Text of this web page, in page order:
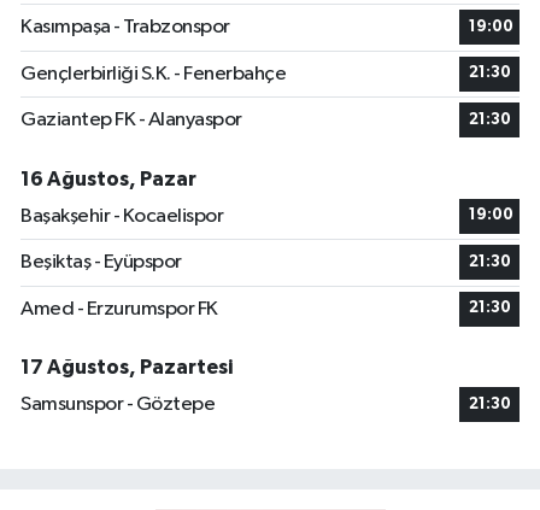
Kasımpaşa - Trabzonspor 19:00
Gençlerbirliği S.K. - Fenerbahçe 21:30
Gaziantep FK - Alanyaspor 21:30
16 Ağustos, Pazar
Başakşehir - Kocaelispor
19:00
Beşiktaş - Eyüpspor 21:30
Amed - Erzurumspor FK 21:30
17 Ağustos, Pazartesi
Samsunspor - Göztepe
21:30